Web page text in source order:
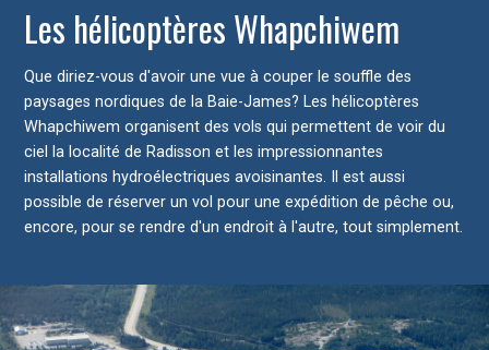
Les hélicoptères Whapchiwem
Que diriez-vous d'avoir une vue à couper le souffle des
paysages nordiques de la Baie-James? Les hélicoptères
Whapchiwem organisent des vols qui permettent de voir du
ciel la localité de Radisson et les impressionnantes
installations hydroélectriques avoisinantes. Il est aussi
possible de réserver un vol pour une expédition de pêche ou,
encore, pour se rendre d'un endroit à l'autre, tout simplement.